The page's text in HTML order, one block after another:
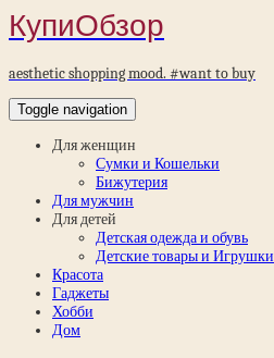
КупиОбзор
aesthetic shopping mood. #want to buy
Toggle navigation
Для женщин
Сумки и Кошельки
Бижутерия
Для мужчин
Для детей
Детская одежда и обувь
Детские товары и Игрушки
Красота
Гаджеты
Хобби
Дом